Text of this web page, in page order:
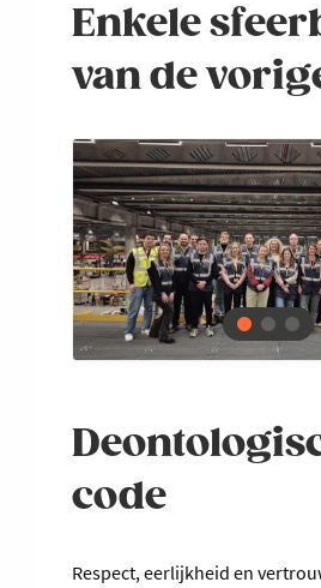
Enkele
van de
code
Respect, eerlijkheid en